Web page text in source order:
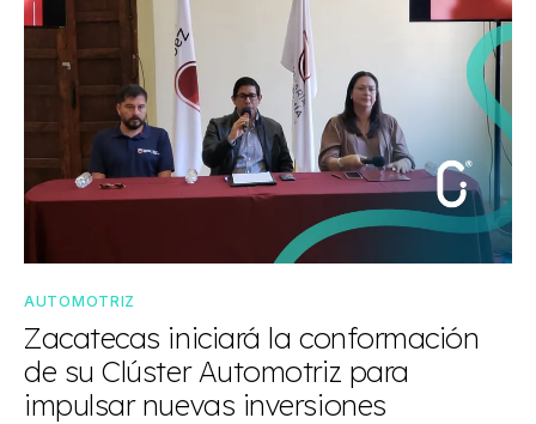
AUTOMOTRIZ
Zacatecas iniciará la conformación
de su Clúster Automotriz para
impulsar nuevas inversiones